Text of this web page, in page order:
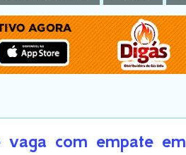
com empate em